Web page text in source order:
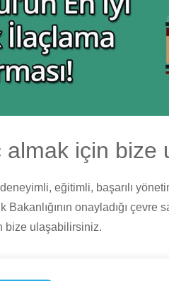
için bize
deneyimli, eğitimli, başarılı
Bakanlığının onayladığı çevre
bize ulaşabilirsiniz.